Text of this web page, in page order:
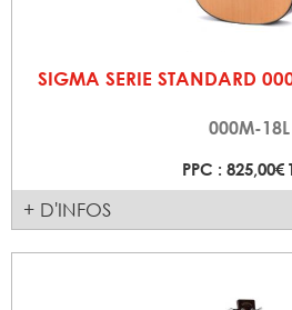
SIGMA SERIE STANDARD
000M-18L
PPC : 825,00€
+ D'INFOS